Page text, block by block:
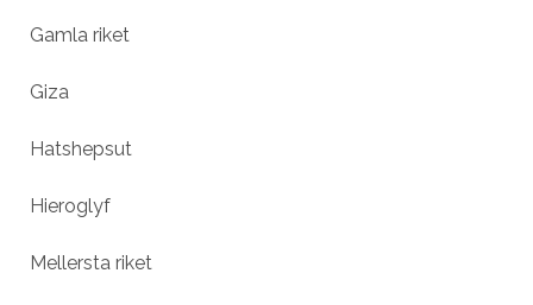
Gamla riket
Giza
Hatshepsut
Hieroglyf
Mellersta riket